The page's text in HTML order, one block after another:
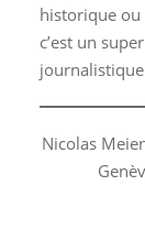
historique ou
c’est un
Nicolas